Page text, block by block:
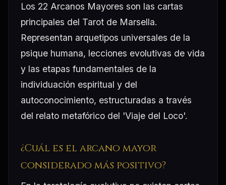
Los 22 Arcanos Mayores son las cartas
principales del Tarot de Marsella.
Representan arquetipos universales de la
psique humana, lecciones evolutivas de vida
y las etapas fundamentales de la
individuación espiritual y del
autoconocimiento, estructuradas a través
del relato metafórico del 'Viaje del Loco'.
¿Cuál es el arcano mayor
considerado más positivo?